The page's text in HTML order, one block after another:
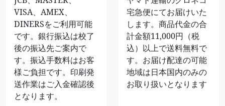
VISA、AMEX、
DINERSをご利用可能
です。銀行振込は校了
後の振込先ご案内で
す。振込手数料はお客
様ご負担です。印刷発
送作業はご入金確認後
となります。
宅急便にてお届けいた
します。商品代金の合
計金額11,000円（税
込）以上で送料無料で
す。お届け配達の可能
地域は日本国内のみの
お取り扱いとなります